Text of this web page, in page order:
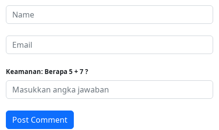
Keamanan: Berapa 5 + 7 ?
Post Comment